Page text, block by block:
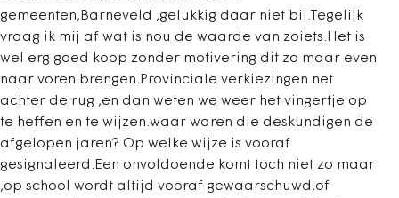
gemeenten,Barneveld ,gelukkig daar niet bij.Tegelijk
vraag ik mij af wat is nou de waarde van zoiets.Het is
wel erg goed koop zonder motivering dit zo maar even
naar voren brengen.Provinciale verkiezingen net
achter de rug ,en dan weten we weer het vingertje op
te heffen en te wijzen.waar waren die deskundigen de
afgelopen jaren? Op welke wijze is vooraf
gesignaleerd.Een onvoldoende komt toch niet zo maar
,op school wordt altijd vooraf gewaarschuwd,of